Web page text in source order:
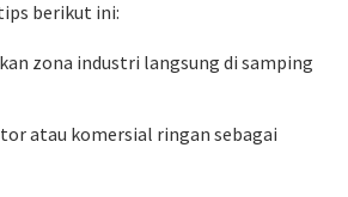
berikut ini:
zona industri langsung di samping
atau komersial ringan sebagai